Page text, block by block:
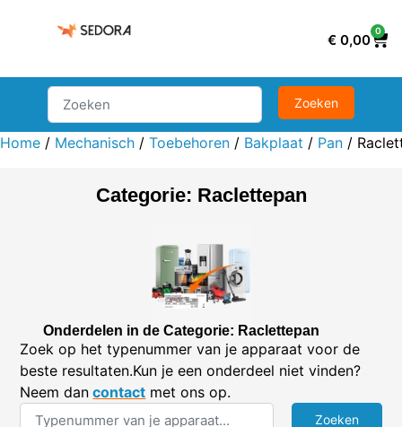
€ 0,00
0
Home / Mechanisch / Toebehoren / Bakplaat / Pan /
Categorie: Raclettepan
Onderdelen in de Categorie: Raclettepan
Zoek op het typenummer van je apparaat voor de
beste resultaten.Kun je een onderdeel niet vinden?
Neem dan contact met ons op.